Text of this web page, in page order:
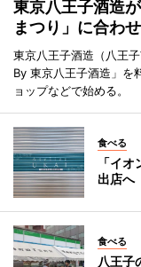
東京八王子酒造
まつり」に合わ
東京八王子酒造（八王
By 東京八王子酒造」を
ョップなどで始める。
食べる
「イ
出店へ
食べる
八王子